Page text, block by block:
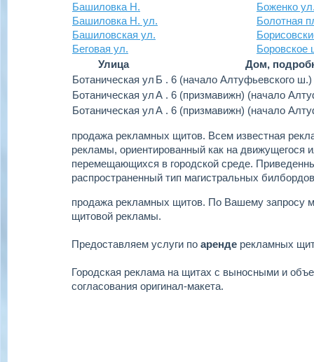
Башиловка Н.
Башиловка Н. ул.
Башиловская ул.
Беговая ул.
Боженко
Болотная
Боровское
Улица
Дом,
Ботаническая ул Б . 6 (начало Алтуфьевского
Ботаническая улА . 6 (призмавижн) (начало
Ботаническая улА . 6 (призмавижн) (начало
продажа рекламных щитов. Всем известная
рекламы, ориентированный как на движущегося
перемещающихся в городской среде.
распространенный тип магистральных
продажа рекламных щитов. По Вашему запросу
щитовой рекламы.
Предоставляем услуги по аренде рекламных
Городская реклама на щитах с выносными и
согласования оригинал-макета.